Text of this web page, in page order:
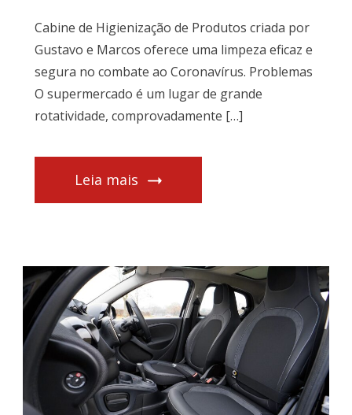
Cabine de Higienização de Produtos criada por
Gustavo e Marcos oferece uma limpeza eficaz e
segura no combate ao Coronavírus. Problemas
O supermercado é um lugar de grande
rotatividade, comprovadamente […]
Leia mais